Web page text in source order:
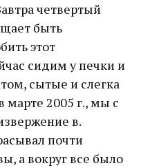
четвертый
быть
этот
сидим у печки и
сытые и слегка
марте 2005 г., мы с
в.
почти
а вокруг все было